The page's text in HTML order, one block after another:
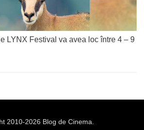
LYNX Festival va avea loc între 4 – 9
2010-2026 Blog de Cinema.